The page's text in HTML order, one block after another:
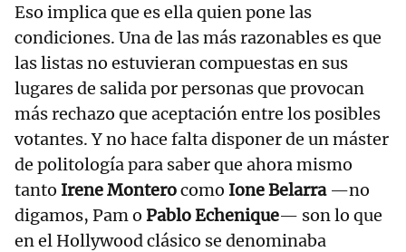
Eso implica que es ella quien pone las
condiciones. Una de las más razonables es que
las listas no estuvieran compuestas en sus
lugares de salida por personas que provocan
más rechazo que aceptación entre los posibles
votantes. Y no hace falta disponer de un máster
de politología para saber que ahora mismo
tanto Irene Monterocomo Ione Belarra—no
digamos, Pam o Pablo Echenique— son lo que
en el Hollywood clásico se denominaba